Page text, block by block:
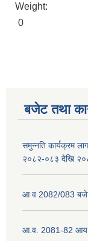
Weight:
0
बजेट तथा
समुन्नति कार्यक्रम
२०८२-०८३ देखि
आ व 2082/083
आ.व. 2081-82 आय